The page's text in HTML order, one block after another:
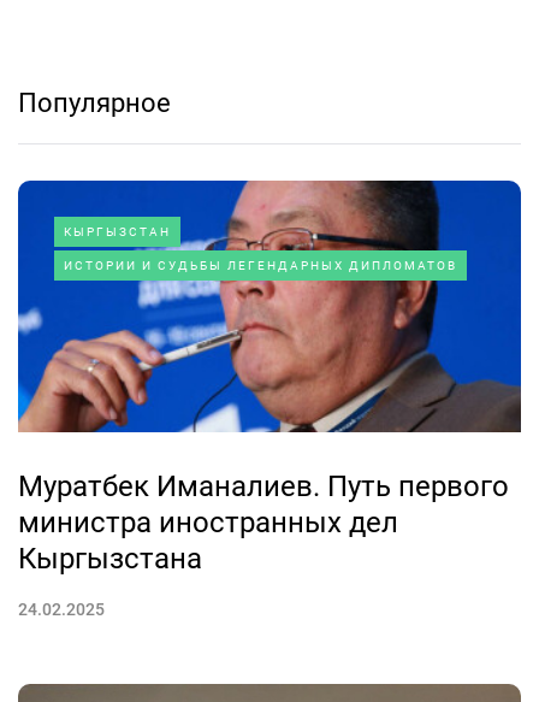
Популярное
КЫРГЫЗСТАН
ИСТОРИИ И СУДЬБЫ ЛЕГЕНДАРНЫХ ДИПЛОМАТОВ
Муратбек Иманалиев. Путь первого
министра иностранных дел
Кыргызстана
24.02.2025